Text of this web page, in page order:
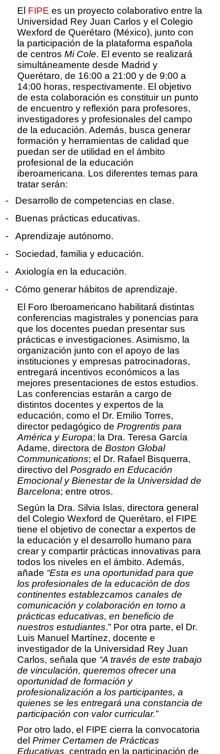
El FIPE es un proyecto colaborativo entre la
Universidad Rey Juan Carlos y el Colegio
Wexford de Querétaro (México), junto con
la participación de la plataforma española
de centros Mi Cole. El evento se realizará
simultáneamente desde Madrid y
Querétaro, de 16:00 a 21:00 y de 9:00 a
14:00 horas, respectivamente. El objetivo
de esta colaboración es constituir un punto
de encuentro y reflexión para profesores,
investigadores y profesionales del campo
de la educación. Además, busca generar
formación y herramientas de calidad que
puedan ser de utilidad en el ámbito
profesional de la educación
iberoamericana. Los diferentes temas para
tratar serán:
-
Desarrollo de competencias en clase.
-
Buenas prácticas educativas.
-
Aprendizaje autónomo.
-
Sociedad, familia y educación.
-
Axiología en la educación.
-
Cómo generar hábitos de aprendizaje.
El Foro Iberoamericano habilitará distintas
conferencias magistrales y ponencias para
que los docentes puedan presentar sus
prácticas e investigaciones. Asimismo, la
organización junto con el apoyo de las
instituciones y empresas patrocinadoras,
entregará incentivos económicos a las
mejores presentaciones de estos estudios.
Las conferencias estarán a cargo de
distintos docentes y expertos de la
educación, como el Dr. Emilio Torres,
director pedagógico de Progrentis para
América y Europa; la Dra. Teresa García
Adame, directora de Boston Global
Communications; el Dr. Rafael Bisquerra,
directivo del Posgrado en Educación
Emocional y Bienestar de la Universidad de
Barcelona; entre otros.
Según la Dra. Silvia Islas, directora general
del Colegio Wexford de Querétaro, el FIPE
tiene el objetivo de conectar a expertos de
la educación y el desarrollo humano para
crear y compartir prácticas innovativas para
todos los niveles en el ámbito. Además,
añade “Esta es una oportunidad para que
los profesionales de la educación de dos
continentes establezcamos canales de
comunicación y colaboración en torno a
prácticas educativas, en beneficio de
nuestros estudiantes.” Por otra parte, el Dr.
Luis Manuel Martínez, docente e
investigador de la Universidad Rey Juan
Carlos, señala que “A través de este trabajo
de vinculación, queremos ofrecer una
oportunidad de formación y
profesionalización a los participantes, a
quienes se les entregará una constancia de
participación con valor curricular.”
Por otro lado, el FIPE cierra la convocatoria
del Primer Certamen de Prácticas
Educativas, centrado en la participación de